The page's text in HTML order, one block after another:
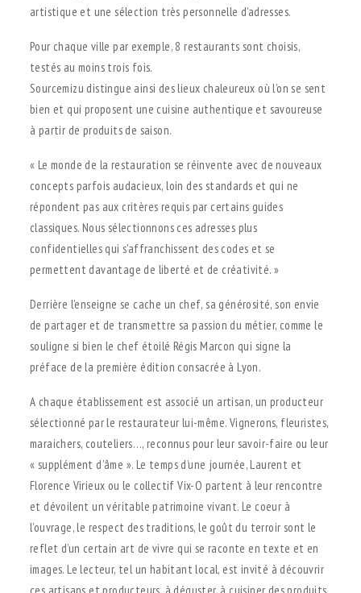
artistique et une sélection très personnelle d’adresses.
Pour chaque ville par exemple, 8 restaurants sont choisis,
testés au moins trois fois.
Sourcemizu distingue ainsi des lieux chaleureux où l’on se sent
bien et qui proposent une cuisine authentique et savoureuse
à partir de produits de saison.
« Le monde de la restauration se réinvente avec de nouveaux
concepts parfois audacieux, loin des standards et qui ne
répondent pas aux critères requis par certains guides
classiques. Nous sélectionnons ces adresses plus
confidentielles qui s’affranchissent des codes et se
permettent davantage de liberté et de créativité. »
Derrière l’enseigne se cache un chef, sa générosité, son envie
de partager et de transmettre sa passion du métier, comme le
souligne si bien le chef étoilé Régis Marcon qui signe la
préface de la première édition consacrée à Lyon.
A chaque établissement est associé un artisan, un producteur
sélectionné par le restaurateur lui-même. Vignerons, fleuristes,
maraichers, couteliers…, reconnus pour leur savoir-faire ou leur
« supplément d’âme ». Le temps d’une journée, Laurent et
Florence Virieux ou le collectif Vix-O partent à leur rencontre
et dévoilent un véritable patrimoine vivant. Le coeur à
l’ouvrage, le respect des traditions, le goût du terroir sont le
reflet d’un certain art de vivre qui se raconte en texte et en
images. Le lecteur, tel un habitant local, est invité à découvrir